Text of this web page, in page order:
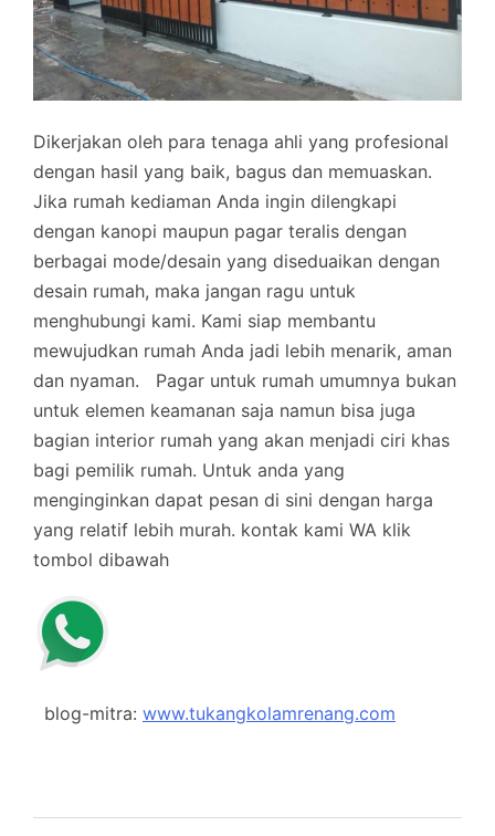
Dikerjakan oleh para tenaga ahli yang profesional
dengan hasil yang baik, bagus dan memuaskan.
Jika rumah kediaman Anda ingin dilengkapi
dengan kanopi maupun pagar teralis dengan
berbagai mode/desain yang diseduaikan dengan
desain rumah, maka jangan ragu untuk
menghubungi kami. Kami siap membantu
mewujudkan rumah Anda jadi lebih menarik, aman
dan nyaman.
Pagar untuk rumah umumnya bukan
untuk elemen keamanan saja namun bisa juga
bagian interior rumah yang akan menjadi ciri khas
bagi pemilik rumah. Untuk anda yang
menginginkan dapat pesan di sini dengan harga
yang relatif lebih murah. kontak kami WA klik
tombol dibawah
blog-mitra: www.tukangkolamrenang.com